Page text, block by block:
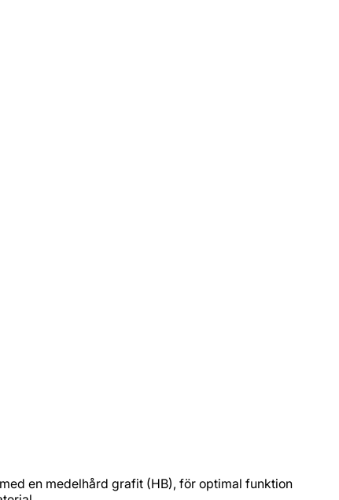
en medelhård grafit (HB), för optimal funktion